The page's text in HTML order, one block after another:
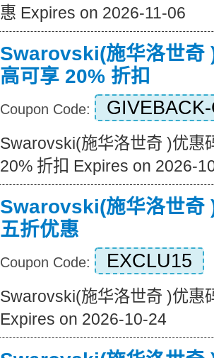
惠 Expires on 2026-11-06
Swarovski(施华洛世奇
高可享 20% 折扣
Coupon Code:
Swarovski(施华洛世奇 )优惠
20% 折扣 Expires on 2026-
Swarovski(施华洛世奇
五折优惠
Coupon Code: EXCLU15
Swarovski(施华洛世奇 )优惠
Expires on 2026-10-24